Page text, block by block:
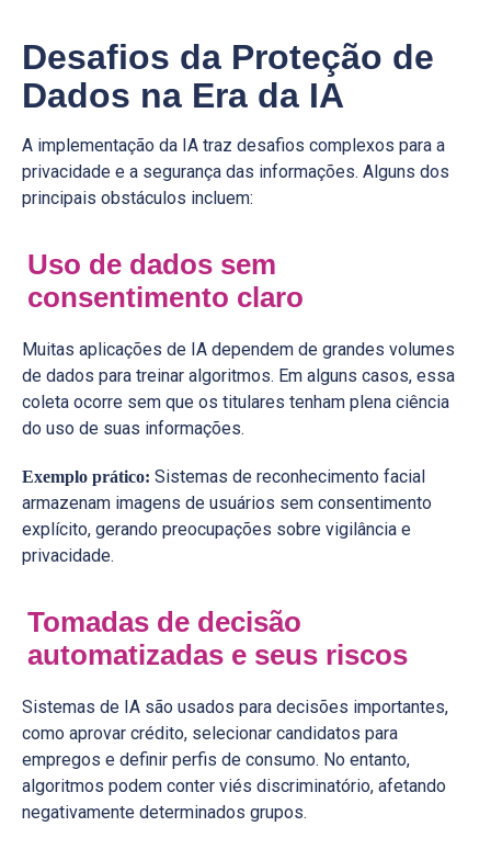
Desafios da Proteção de
Dados na Era da IA
A implementação da IA traz desafios complexos para a
privacidade e a segurança das informações. Alguns dos
principais obstáculos incluem:
Uso de dados sem
consentimento claro
Muitas aplicações de IA dependem de grandes volumes
de dados para treinar algoritmos. Em alguns casos, essa
coleta ocorre sem que os titulares tenham plena ciência
do uso de suas informações.
Exemplo prático: Sistemas de reconhecimento facial
armazenam imagens de usuários sem consentimento
explícito, gerando preocupações sobre vigilância e
privacidade.
Tomadas de decisão
automatizadas e seus riscos
Sistemas de IA são usados para decisões importantes,
como aprovar crédito, selecionar candidatos para
empregos e definir perfis de consumo. No entanto,
algoritmos podem conter viés discriminatório, afetando
negativamente determinados grupos.